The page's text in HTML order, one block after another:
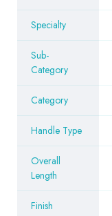
Specialty
Sub-
Category
Category
Handle Type
Overall
Length
Finish